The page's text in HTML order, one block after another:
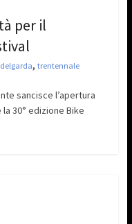
per il
, trentennale
sancisce l’apertura
30° edizione Bike